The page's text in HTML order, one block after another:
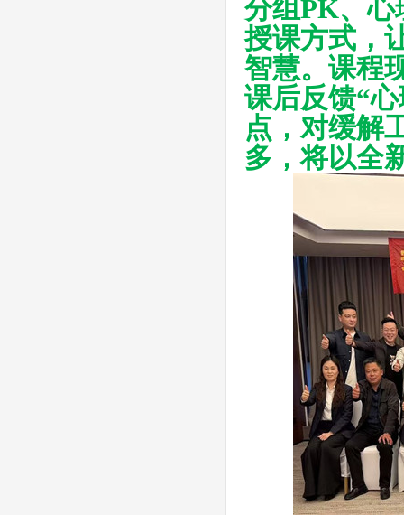
分组PK、心
授课方式，
智慧。课程
课后反馈“
点，对缓解
多，将以全